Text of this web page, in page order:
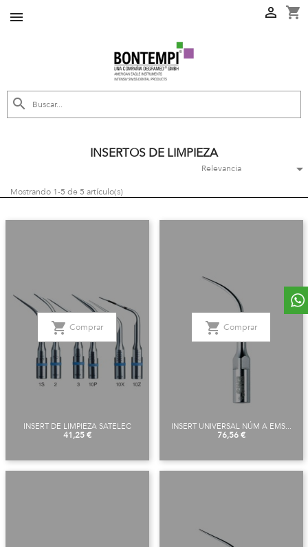
 shopping_cart


INSERTOS DE LIMPIEZA
Relevancia 
Mostrando 1-5 de 5 artículo(s)
INSERT DE LIMPIEZA SATELEC
Precio
41,25 €
shopping_cart Comprar
INSERT UNIVERSAL NÚM A EMS...
Precio
76,56 €
shopping_cart Comprar